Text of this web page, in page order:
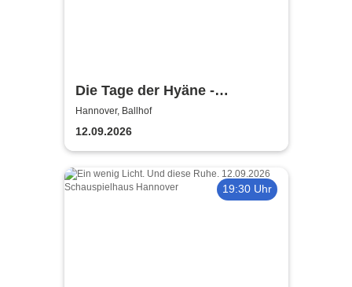
Die Tage der Hyäne -
Niedersächsisches
Staatstheater Hannover
Hannover, Ballhof
12.09.2026
19:30 Uhr